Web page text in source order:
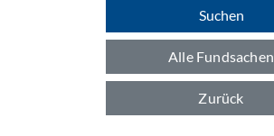
Suchen
Alle Fundsachen
Zurück